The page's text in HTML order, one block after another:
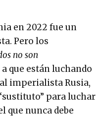
en 2022 fue un
Pero los
no son
que están luchando
imperialista Rusia,
para luchar
que nunca debe